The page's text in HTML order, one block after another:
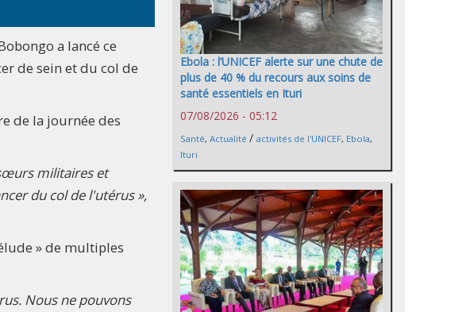
a lancé ce
de sein et du col de
de la journée des
militaires et
du col de l'utérus »,
» de multiples
Nous ne pouvons
Ebola : l’UNICEF alerte sur une chute de
plus de 40 % du recours aux soins de
santé essentiels en Ituri
07/08/2026 - 05:12
Santé, Actualité / activités de l'UNICEF, Ebola,
Ituri